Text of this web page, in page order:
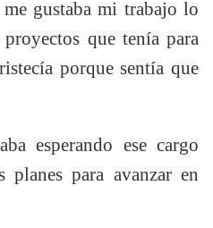
gustaba mi trabajo lo
que tenía para
porque sentía que
esperando ese cargo
para avanzar en